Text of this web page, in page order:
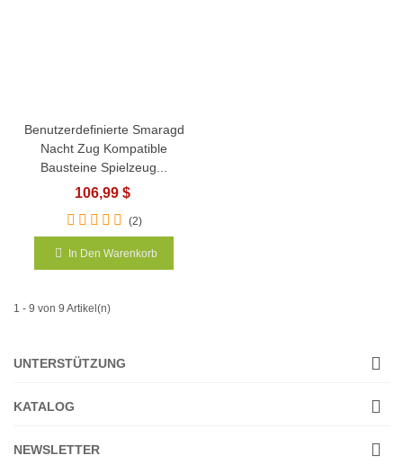
Benutzerdefinierte Smaragd
Nacht Zug Kompatible
Bausteine Spielzeug...
106,99 $
(2)
In Den Warenkorb
1 - 9 von 9 Artikel(n)
UNTERSTÜTZUNG
KATALOG
NEWSLETTER